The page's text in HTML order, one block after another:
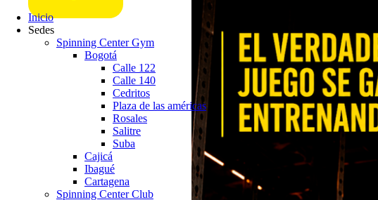
Inicio
Sedes
Spinning Center Gym
Bogotá
Calle 122
Calle 140
Cedritos
Plaza de las américas
Rosales
Salitre
Suba
Cajicá
Ibagué
Cartagena
Spinning Center Club